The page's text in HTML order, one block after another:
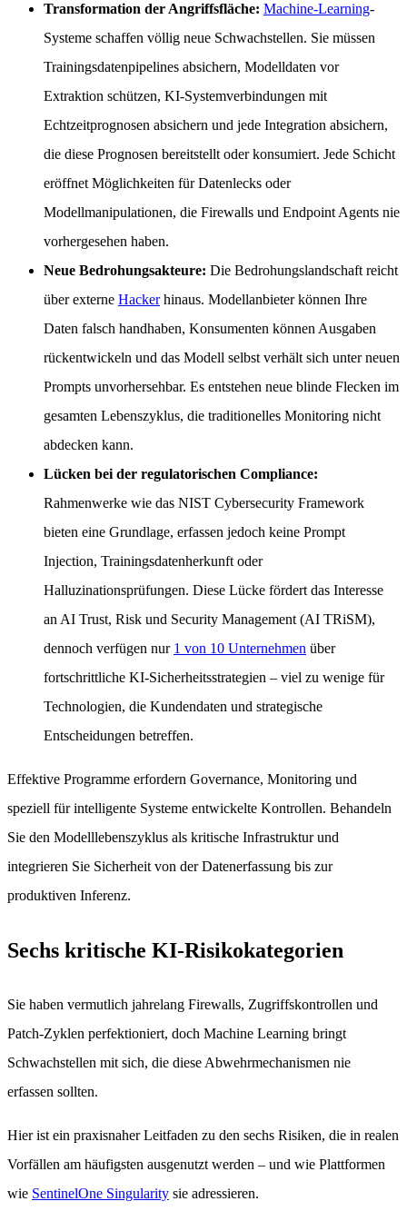
Transformation der Angriffsfläche: Machine-Learning-
Systeme schaffen völlig neue Schwachstellen. Sie müssen
Trainingsdatenpipelines absichern, Modelldaten vor
Extraktion schützen, KI-Systemverbindungen mit
Echtzeitprognosen absichern und jede Integration absichern,
die diese Prognosen bereitstellt oder konsumiert. Jede Schicht
eröffnet Möglichkeiten für Datenlecks oder
Modellmanipulationen, die Firewalls und Endpoint Agents nie
vorhergesehen haben.
Neue Bedrohungsakteure: Die Bedrohungslandschaft reicht
über externe Hackerhinaus. Modellanbieter können Ihre
Daten falsch handhaben, Konsumenten können Ausgaben
rückentwickeln und das Modell selbst verhält sich unter neuen
Prompts unvorhersehbar. Es entstehen neue blinde Flecken im
gesamten Lebenszyklus, die traditionelles Monitoring nicht
abdecken kann.
Lücken bei der regulatorischen Compliance:
Rahmenwerke wie das NIST Cybersecurity Framework
bieten eine Grundlage, erfassen jedoch keine Prompt
Injection, Trainingsdatenherkunft oder
Halluzinationsprüfungen. Diese Lücke fördert das Interesse
an AI Trust, Risk und Security Management (AI TRiSM),
dennoch verfügen nur 1 von 10 Unternehmen über
fortschrittliche KI-Sicherheitsstrategien – viel zu wenige für
Technologien, die Kundendaten und strategische
Entscheidungen betreffen.
Effektive Programme erfordern Governance, Monitoring und
speziell für intelligente Systeme entwickelte Kontrollen. Behandeln
Sie den Modelllebenszyklus als kritische Infrastruktur und
integrieren Sie Sicherheit von der Datenerfassung bis zur
produktiven Inferenz.
Sechs kritische KI-Risikokategorien
Sie haben vermutlich jahrelang Firewalls, Zugriffskontrollen und
Patch-Zyklen perfektioniert, doch Machine Learning bringt
Schwachstellen mit sich, die diese Abwehrmechanismen nie
erfassen sollten.
Hier ist ein praxisnaher Leitfaden zu den sechs Risiken, die in realen
Vorfällen am häufigsten ausgenutzt werden – und wie Plattformen
wie SentinelOne Singularity sie adressieren.